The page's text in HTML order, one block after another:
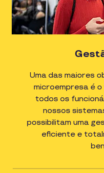
Uma das maiores
microempresa é
todos os
nossos
possibilitam uma
eficiente e